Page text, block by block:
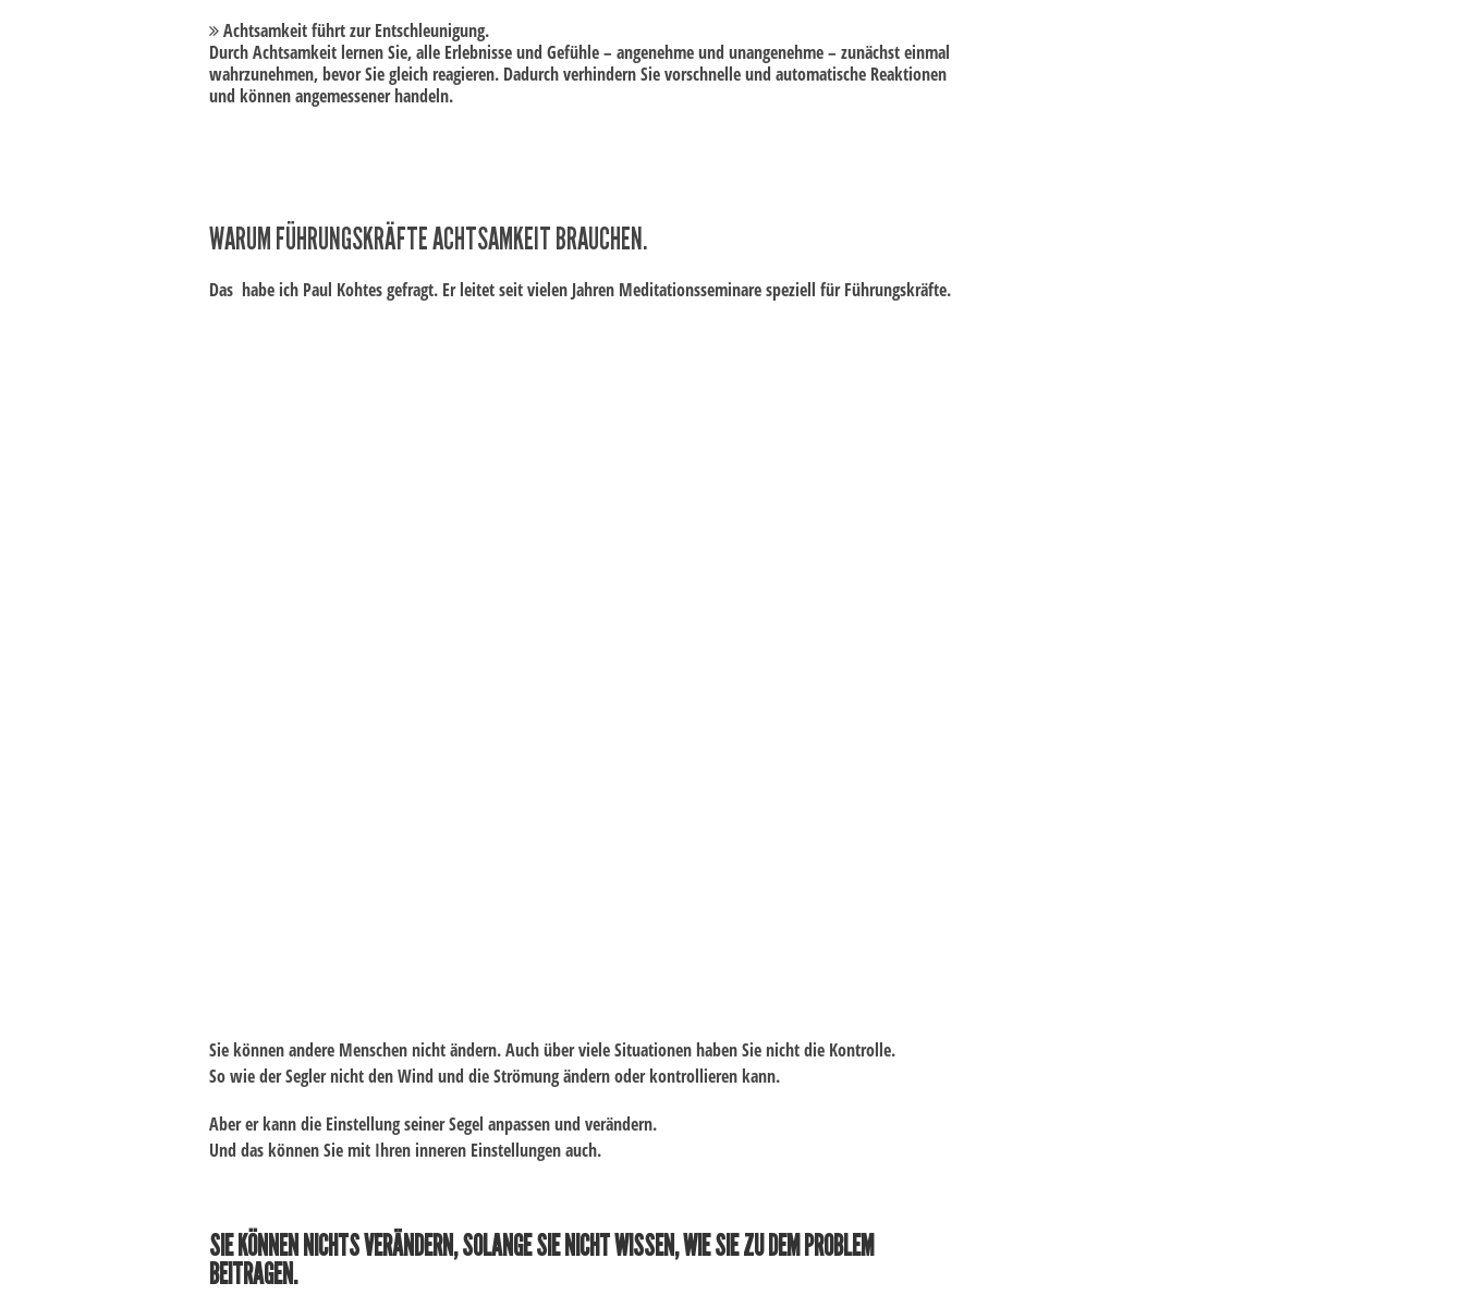
Achtsamkeit führt zur Entschleunigung.
Durch Achtsamkeit lernen Sie, alle Erlebnisse und Gefühle – angenehme und unangenehme – zunächst einmal
wahrzunehmen, bevor Sie gleich reagieren. Dadurch verhindern Sie vorschnelle und automatische Reaktionen
und können angemessener handeln.
WARUM FÜHRUNGSKRÄFTE ACHTSAMKEIT BRAUCHEN.
Das habe ich Paul Kohtes gefragt. Er leitet seit vielen Jahren Meditationsseminare speziell für Führungskräfte.
Sie können andere Menschen nicht ändern. Auch über viele Situationen haben Sie nicht die Kontrolle.
So wie der Segler nicht den Wind und die Strömung ändern oder kontrollieren kann.
Aber er kann die Einstellung seiner Segel anpassen und verändern.
Und das können Sie mit Ihren inneren Einstellungen auch.
SIE KÖNNEN NICHTS VERÄNDERN, SOLANGE SIE NICHT WISSEN, WIE SIE ZU DEM PROBLEM
BEITRAGEN.